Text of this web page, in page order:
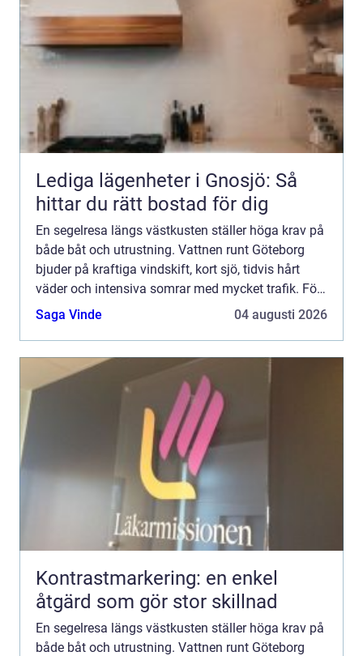
Lediga lägenheter i Gnosjö: Så
hittar du rätt bostad för dig
En segelresa längs västkusten ställer höga krav på
både båt och utrustning. Vattnen runt Göteborg
bjuder på kraftiga vindskift, kort sjö, tidvis hårt
väder och intensiva somrar med mycket trafik. För
den som vill segla tryggt, bekvämt och gärna lite ...
Saga Vinde 04 augusti 2026
Kontrastmarkering: en enkel
åtgärd som gör stor skillnad
En segelresa längs västkusten ställer höga krav på
både båt och utrustning. Vattnen runt Göteborg